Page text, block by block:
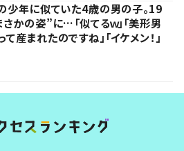
の少年に似ていた4歳の男の子。19
かの姿”に…「似てるｗ」「美形男
産まれたのですね」「イケメン！」